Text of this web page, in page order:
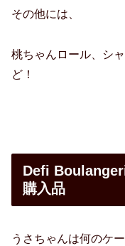
その他には、
桃ちゃんロール、シ
ど！
Defi
購入品
うさちゃんは何のケ